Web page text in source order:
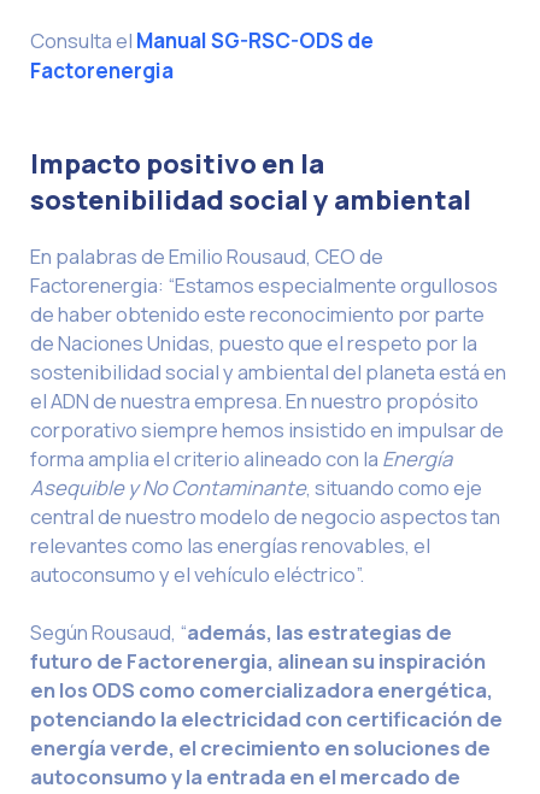
Consulta el Manual SG-RSC-ODS de
Factorenergia
Impacto positivo en la
sostenibilidad social y ambiental
En palabras de Emilio Rousaud, CEO de
Factorenergia: “Estamos especialmente orgullosos
de haber obtenido este reconocimiento por parte
de Naciones Unidas, puesto que el respeto por la
sostenibilidad social y ambiental del planeta está en
el ADN de nuestra empresa. En nuestro propósito
corporativo siempre hemos insistido en impulsar de
forma amplia el criterio alineado con la Energía
Asequible y No Contaminante, situando como eje
central de nuestro modelo de negocio aspectos tan
relevantes como las energías renovables, el
autoconsumo y el vehículo eléctrico”.
Según Rousaud, “además, las estrategias de
futuro de Factorenergia, alinean su inspiración
en los ODS como comercializadora energética,
potenciando la electricidad con certificación de
energía verde, el crecimiento en soluciones de
autoconsumo y la entrada en el mercado de